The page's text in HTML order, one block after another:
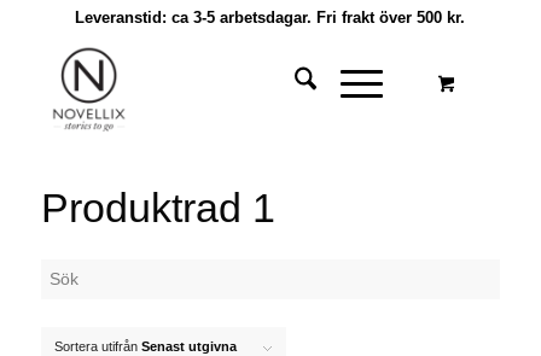
Leveranstid: ca 3-5 arbetsdagar. Fri frakt över 500 kr.
Produktrad 1
Sortera utifrån Senast utgivna